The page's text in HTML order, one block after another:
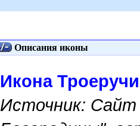
Описания иконы
Икона
Источник: Сайт